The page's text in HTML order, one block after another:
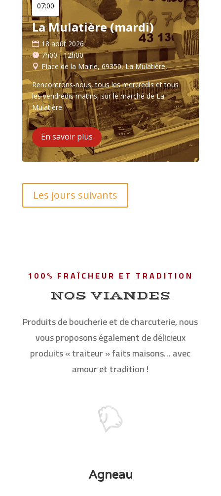
07:00
La Mulatière (mardi)
18 août 2026
7h00 - 12h00
Place de la Mairie, 69350, La Mulatière,
Rencontrons-nous, tous les mercredis et tous
les vendredis matins, sur le marché de La
Mulatière.
En savoir plus
Les jours suivants
100% FRAÎCHEUR ET TRADITION
NOS VIANDES
Produits de boucherie et de charcuterie, nous
vous proposons également de délicieux
produits « traiteur » faits maisons… avec
amour et tradition !
Agneau